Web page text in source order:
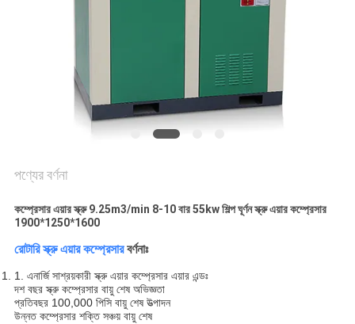
পণ্যের বর্ণনা
কম্প্রেসার এয়ার স্ক্রু 9.25m3/min 8-10 বার 55kw শিল্প ঘূর্ণন স্ক্রু এয়ার কম্প্রেসার
1900*1250*1600
রোটারি স্ক্রু এয়ার কম্প্রেসার বর্ণনাঃ
1. এনার্জি সাশ্রয়কারী স্ক্রু এয়ার কম্প্রেসার এয়ার এন্ডঃ
দশ বছর স্ক্রু কম্প্রেসার বায়ু শেষ অভিজ্ঞতা
প্রতিবছর 100,000 পিসি বায়ু শেষ উত্পাদন
উন্নত কম্প্রেসার শক্তি সঞ্চয় বায়ু শেষ